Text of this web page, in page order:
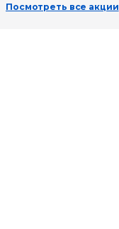
Посмотреть все акции